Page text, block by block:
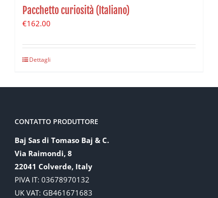
Pacchetto curiosità (Italiano)
€162.00
Dettagli
CONTATTO PRODUTTORE
Baj Sas di Tomaso Baj & C.
Via Raimondi, 8
22041 Colverde, Italy
PIVA IT: 03678970132
UK VAT: GB461671683